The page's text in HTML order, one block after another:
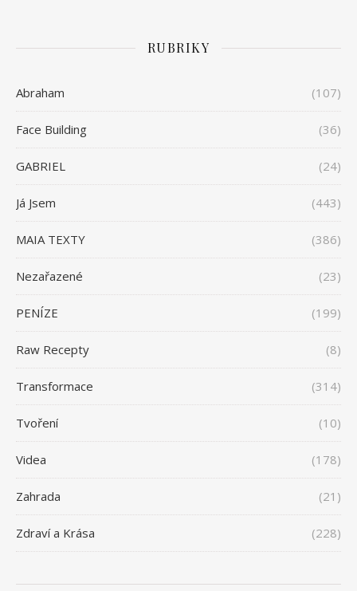
RUBRIKY
Abraham (107)
Face Building (36)
GABRIEL (24)
Já Jsem (443)
MAIA TEXTY (386)
Nezařazené (23)
PENÍZE (199)
Raw Recepty (8)
Transformace (314)
Tvoření (10)
Videa (178)
Zahrada (21)
Zdraví a Krása (228)